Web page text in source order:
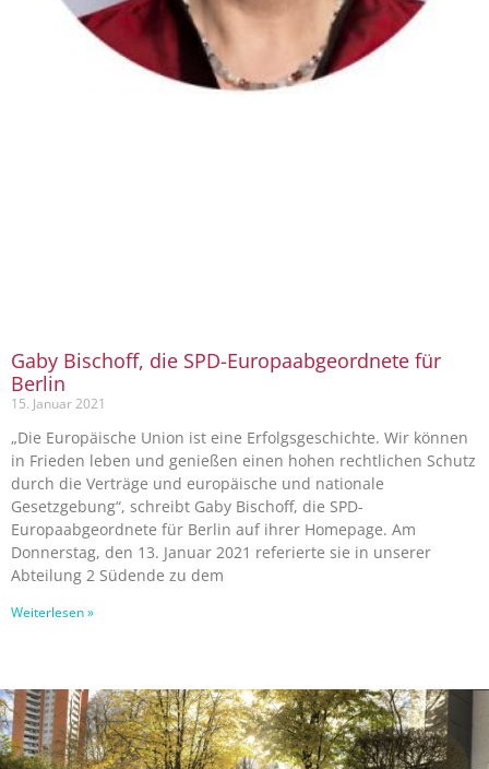
Gaby Bischoff, die SPD-Europaabgeordnete für
Berlin
15. Januar 2021
„Die Europäische Union ist eine Erfolgsgeschichte. Wir können
in Frieden leben und genießen einen hohen rechtlichen Schutz
durch die Verträge und europäische und nationale
Gesetzgebung“, schreibt Gaby Bischoff, die SPD-
Europaabgeordnete für Berlin auf ihrer Homepage. Am
Donnerstag, den 13. Januar 2021 referierte sie in unserer
Abteilung 2 Südende zu dem
Weiterlesen »